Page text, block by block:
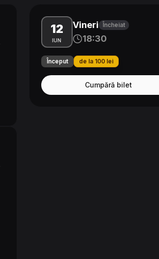
12
IUN
Vineri Încheiat
18:30
Început de la 100 lei
Cumpără bilet